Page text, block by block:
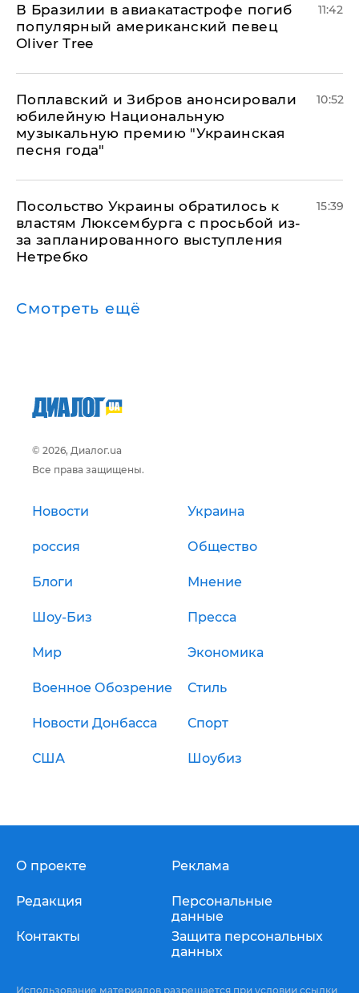
В Бразилии в авиакатастрофе погиб
популярный американский певец
Oliver Tree
11:42
Поплавский и Зибров анонсировали
юбилейную Национальную
музыкальную премию "Украинская
песня года"
10:52
Посольство Украины обратилось к
властям Люксембурга с просьбой из-
за запланированного выступления
Нетребко
15:39
Смотреть ещё
© 2026, Диалог.ua
Все права защищены.
Новости Украина
россия Общество
Блоги Мнение
Шоу-Биз Пресса
Мир Экономика
Военное Обозрение Стиль
Новости Донбасса Спорт
США Шоубиз
О проекте
Редакция
Контакты
Реклама
Персональные
данные
Защита персональных
данных
Использование материалов разрешается при условии ссылки